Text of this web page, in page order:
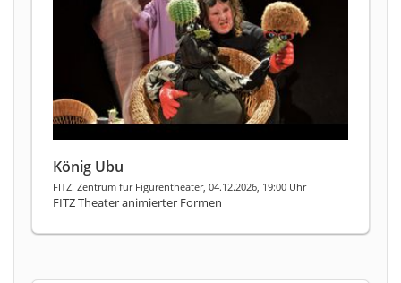
König Ubu
FITZ! Zentrum für Figurentheater, 04.12.2026, 19:00 Uhr
FITZ Theater animierter Formen